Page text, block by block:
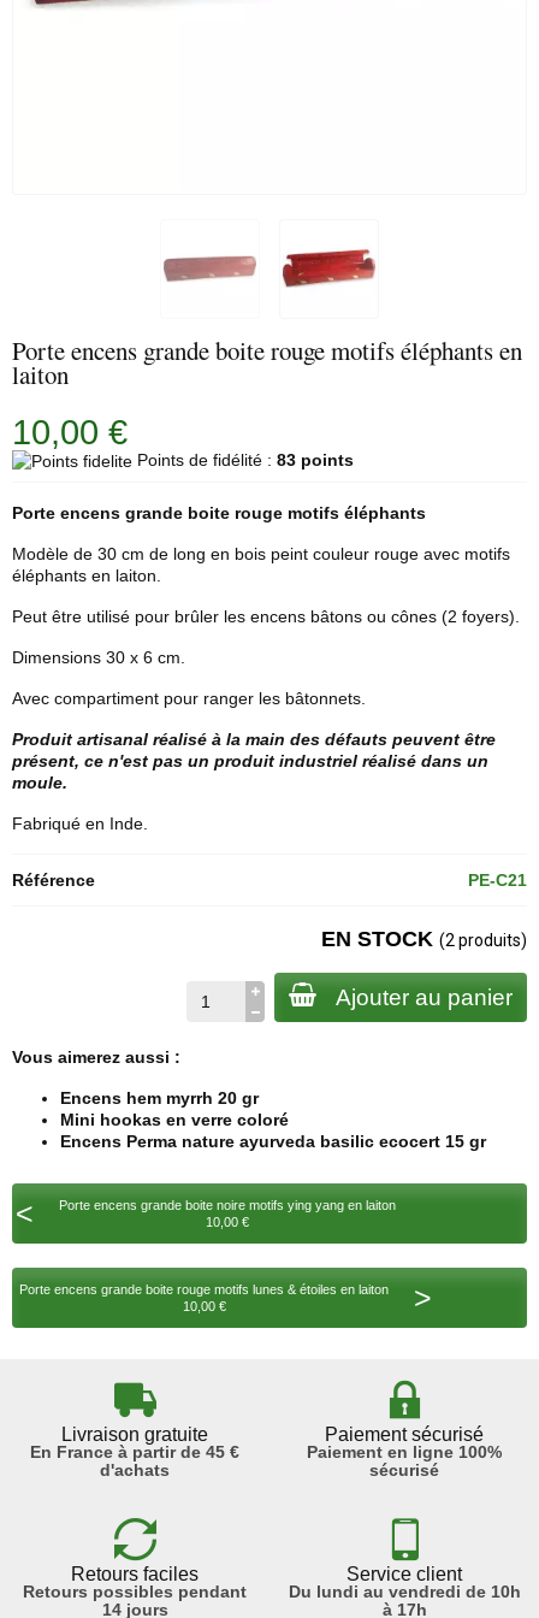
Porte encens grande boite rouge motifs éléphants en
laiton
10,00 €
Points de fidélité : 83 points
Porte encens grande boite rouge motifs éléphants
Modèle de 30 cm de long en bois peint couleur rouge avec motifs
éléphants en laiton.
Peut être utilisé pour brûler les encens bâtons ou cônes (2 foyers).
Dimensions 30 x 6 cm.
Avec compartiment pour ranger les bâtonnets.
Produit artisanal réalisé à la main des défauts peuvent être
présent, ce n'est pas un produit industriel réalisé dans un
moule.
Fabriqué en Inde.
Référence PE-C21
EN STOCK (2 produits)
Ajouter au panier
Vous aimerez aussi :
Encens hem myrrh 20 gr
Mini hookas en verre coloré
Encens Perma nature ayurveda basilic ecocert 15 gr
<
Porte encens grande boite noire motifs ying yang en laiton
10,00 €
Porte encens grande boite rouge motifs lunes & étoiles en laiton
10,00 €
>
Livraison gratuite
En France à partir de 45 €
d'achats
Paiement sécurisé
Paiement en ligne 100%
sécurisé
Retours faciles
Retours possibles pendant
14 jours
Service client
Du lundi au vendredi de 10h
à 17h